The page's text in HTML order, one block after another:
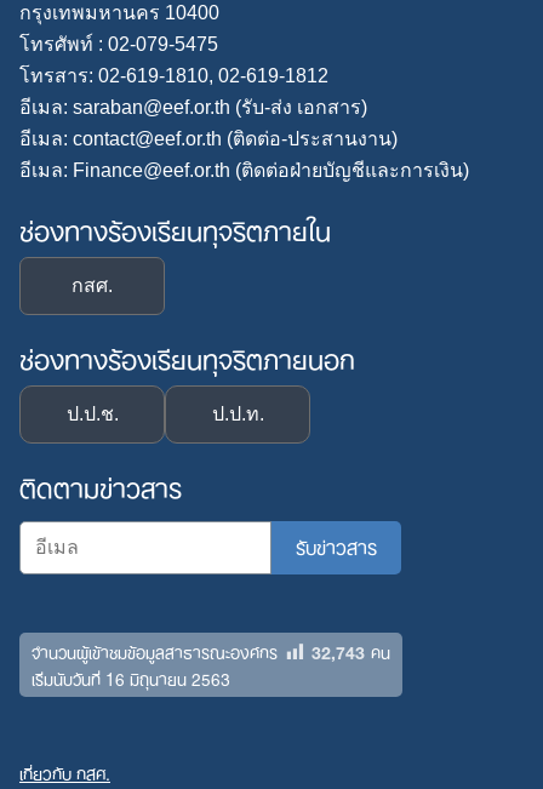
กรุงเทพมหานคร 10400
โทรศัพท์ : 02-079-5475
โทรสาร: 02-619-1810, 02-619-1812
อีเมล: saraban@eef.or.th (รับ-ส่ง เอกสาร)
อีเมล: contact@eef.or.th (ติดต่อ-ประสานงาน)
อีเมล: Finance@eef.or.th (ติดต่อฝ่ายบัญชีและการเงิน)
ช่องทางร้องเรียนทุจริตภายใน
กสศ.
ช่องทางร้องเรียนทุจริตภายนอก
ป.ป.ช. ป.ป.ท.
ติดตามข่าวสาร
จำนวนผู้เข้าชมข้อมูลสาธารณะองค์กร 32,743คน
เริ่มนับวันที่ 16 มิถุนายน 2563
เกี่ยวกับ กสศ.